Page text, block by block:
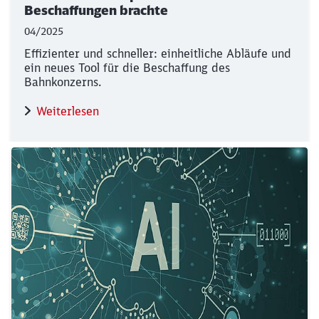
Beschaffungen brachte
04/2025
Effizienter und schneller: einheitliche Abläufe und
ein neues Tool für die Beschaffung des
Bahnkonzerns.
Weiterlesen